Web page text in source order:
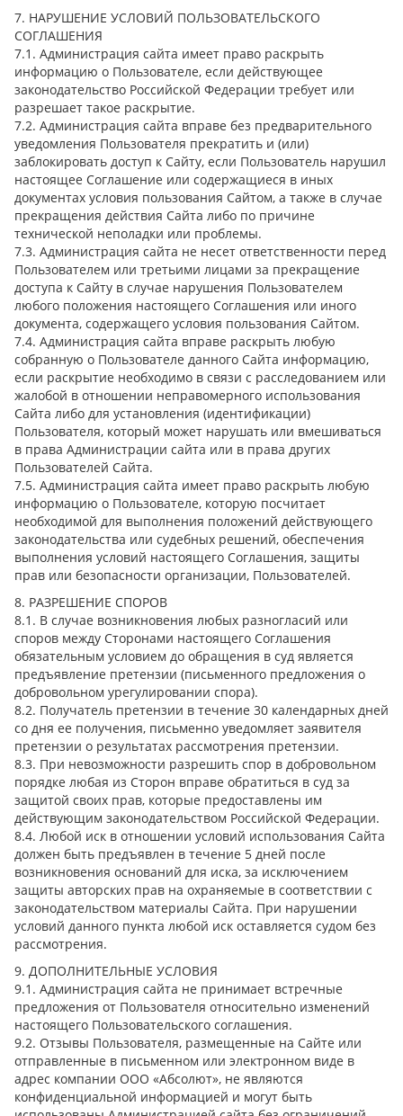
7. НАРУШЕНИЕ УСЛОВИЙ ПОЛЬЗОВАТЕЛЬСКОГО
СОГЛАШЕНИЯ
7.1. Администрация сайта имеет право раскрыть
информацию о Пользователе, если действующее
законодательство Российской Федерации требует или
разрешает такое раскрытие.
7.2. Администрация сайта вправе без предварительного
уведомления Пользователя прекратить и (или)
заблокировать доступ к Сайту, если Пользователь нарушил
настоящее Соглашение или содержащиеся в иных
документах условия пользования Сайтом, а также в случае
прекращения действия Сайта либо по причине
технической неполадки или проблемы.
7.3. Администрация сайта не несет ответственности перед
Пользователем или третьими лицами за прекращение
доступа к Сайту в случае нарушения Пользователем
любого положения настоящего Соглашения или иного
документа, содержащего условия пользования Сайтом.
7.4. Администрация сайта вправе раскрыть любую
собранную о Пользователе данного Сайта информацию,
если раскрытие необходимо в связи с расследованием или
жалобой в отношении неправомерного использования
Сайта либо для установления (идентификации)
Пользователя, который может нарушать или вмешиваться
в права Администрации сайта или в права других
Пользователей Сайта.
7.5. Администрация сайта имеет право раскрыть любую
информацию о Пользователе, которую посчитает
необходимой для выполнения положений действующего
законодательства или судебных решений, обеспечения
выполнения условий настоящего Соглашения, защиты
прав или безопасности организации, Пользователей.
8. РАЗРЕШЕНИЕ СПОРОВ
8.1. В случае возникновения любых разногласий или
споров между Сторонами настоящего Соглашения
обязательным условием до обращения в суд является
предъявление претензии (письменного предложения о
добровольном урегулировании спора).
8.2. Получатель претензии в течение 30 календарных дней
со дня ее получения, письменно уведомляет заявителя
претензии о результатах рассмотрения претензии.
8.3. При невозможности разрешить спор в добровольном
порядке любая из Сторон вправе обратиться в суд за
защитой своих прав, которые предоставлены им
действующим законодательством Российской Федерации.
8.4. Любой иск в отношении условий использования Сайта
должен быть предъявлен в течение 5 дней после
возникновения оснований для иска, за исключением
защиты авторских прав на охраняемые в соответствии с
законодательством материалы Сайта. При нарушении
условий данного пункта любой иск оставляется судом без
рассмотрения.
9. ДОПОЛНИТЕЛЬНЫЕ УСЛОВИЯ
9.1. Администрация сайта не принимает встречные
предложения от Пользователя относительно изменений
настоящего Пользовательского соглашения.
9.2. Отзывы Пользователя, размещенные на Сайте или
отправленные в письменном или электронном виде в
адрес компании ООО «Абсолют», не являются
конфиденциальной информацией и могут быть